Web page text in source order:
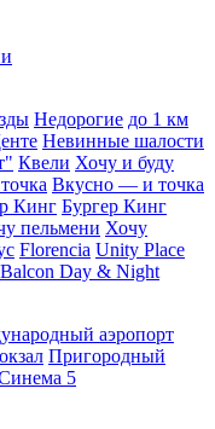
Недорогие до 1 км
Невинные шалости
Квели Хочу и буду
Вкусно — и точка
Кинг Бургер Кинг
пельмени Хочу
Florencia Unity Place
Balcon Day & Night
аэропорт
Пригородный
5